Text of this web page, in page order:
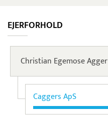
EJERFORHOLD
Christian Egemose Agger
Caggers ApS